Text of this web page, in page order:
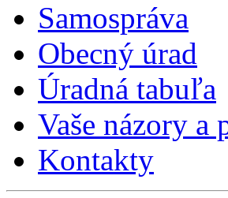
Samospráva
Obecný úrad
Úradná tabuľa
Vaše názory a
Kontakty